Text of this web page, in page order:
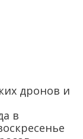
дронов и
в